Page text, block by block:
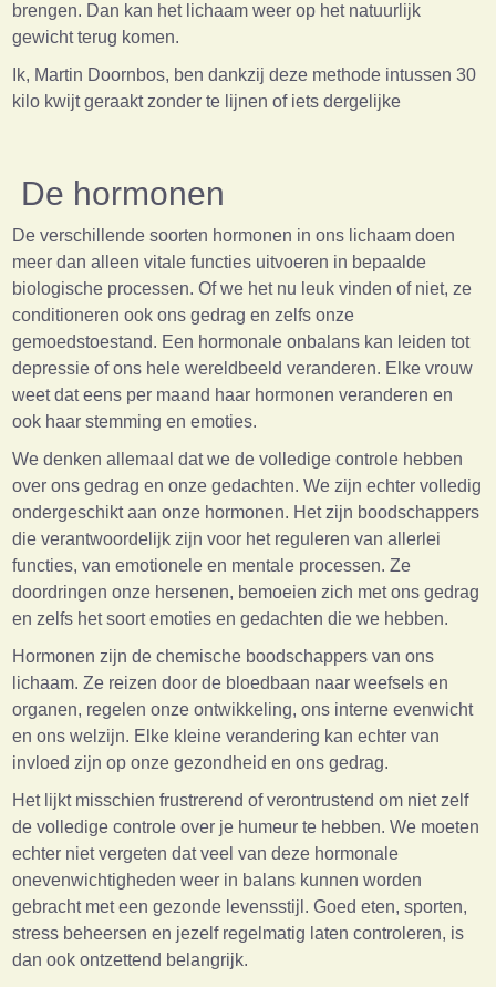
brengen. Dan kan het lichaam weer op het natuurlijk
gewicht terug komen.
Ik, Martin Doornbos, ben dankzij deze methode intussen 30
kilo kwijt geraakt zonder te lijnen of iets dergelijke
De hormonen
De verschillende soorten hormonen in ons lichaam doen
meer dan alleen vitale functies uitvoeren in bepaalde
biologische processen. Of we het nu leuk vinden of niet, ze
conditioneren ook ons gedrag en zelfs onze
gemoedstoestand. Een hormonale onbalans kan leiden tot
depressie of ons hele wereldbeeld veranderen. Elke vrouw
weet dat eens per maand haar hormonen veranderen en
ook haar stemming en emoties.
We denken allemaal dat we de volledige controle hebben
over ons gedrag en onze gedachten. We zijn echter volledig
ondergeschikt aan onze hormonen. Het zijn boodschappers
die verantwoordelijk zijn voor het reguleren van allerlei
functies, van emotionele en mentale processen. Ze
doordringen onze hersenen, bemoeien zich met ons gedrag
en zelfs het soort emoties en gedachten die we hebben.
Hormonen zijn de chemische boodschappers van ons
lichaam. Ze reizen door de bloedbaan naar weefsels en
organen, regelen onze ontwikkeling, ons interne evenwicht
en ons welzijn. Elke kleine verandering kan echter van
invloed zijn op onze gezondheid en ons gedrag.
Het lijkt misschien frustrerend of verontrustend om niet zelf
de volledige controle over je humeur te hebben. We moeten
echter niet vergeten dat veel van deze hormonale
onevenwichtigheden weer in balans kunnen worden
gebracht met een gezonde levensstijl. Goed eten, sporten,
stress beheersen en jezelf regelmatig laten controleren, is
dan ook ontzettend belangrijk.